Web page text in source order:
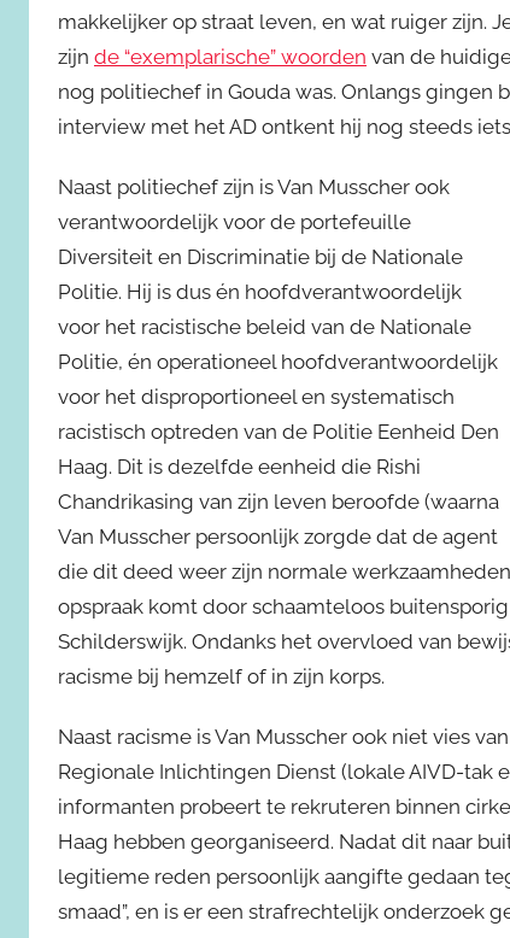
makkelijker op straat leven, en wat ruiger zijn.
zijn de “exemplarische” woorden van de
nog politiechef in Gouda was. Onlangs gingen
interview met het AD ontkent hij nog steeds
Naast politiechef zijn is Van Musscher ook
verantwoordelijk voor de portefeuille
Diversiteit en Discriminatie bij de Nationale
Politie. Hij is dus én hoofdverantwoordelijk
voor het racistische beleid van de Nationale
Politie, én operationeel hoofdverantwoordelijk
voor het disproportioneel en systematisch
racistisch optreden van de Politie Eenheid Den
Haag. Dit is dezelfde eenheid die Rishi
Chandrikasing van zijn leven beroofde (waarna
Van Musscher persoonlijk zorgde dat de agent
die dit deed weer zijn normale
opspraak komt door schaamteloos
Schilderswijk. Ondanks het overvloed van
racisme bij hemzelf of in zijn korps.
Naast racisme is Van Musscher ook niet vies
Regionale Inlichtingen Dienst (lokale AIVD-tak
informanten probeert te rekruteren binnen
Haag hebben georganiseerd. Nadat dit naar
legitieme reden persoonlijk aangifte gedaan
smaad”, en is er een strafrechtelijk onderzoek